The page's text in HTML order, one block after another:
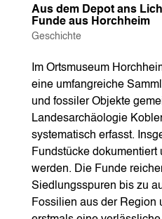
Aus dem Depot ans
Funde aus Horchheim
Geschichte
Im Ortsmuseum
eine umfangreiche
und fossiler Objekte
Landesarchäologie
systematisch erfasst.
Fundstücke dokumentiert
werden. Die Funde
Siedlungsspuren bis zu
Fossilien aus der Region